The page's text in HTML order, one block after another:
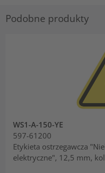
Podobne produkty
WS1-A-150-YE
597-61200
Etykieta ostrzegawcza
elektryczne", 12,5 mm,